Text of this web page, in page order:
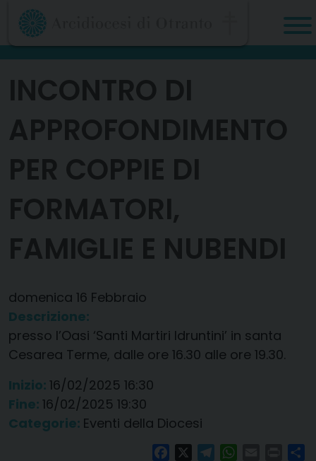
Skip
content
INCONTRO DI
APPROFONDIMENTO
PER COPPIE DI
FORMATORI,
FAMIGLIE E NUBENDI
domenica 16 Febbraio
Descrizione:
presso l’Oasi ‘Santi Martiri Idruntini’ in santa
Cesarea Terme, dalle ore 16.30 alle ore 19.30.
Inizio: 16/02/2025 16:30
Fine: 16/02/2025 19:30
Categorie: Eventi della Diocesi
FacebookTelegramWhatsAppPrint